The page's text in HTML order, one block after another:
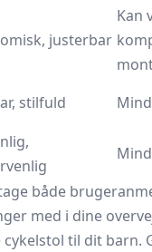
justerbar
Kan
stilfuld
både
med i dine
til dit barn.